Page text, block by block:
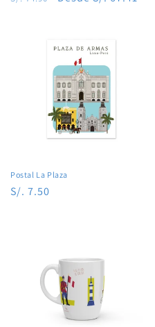
Postal La Plaza
Precio
S/. 7.50